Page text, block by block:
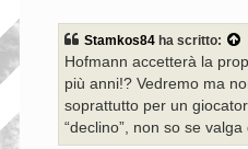
Stamkos84 ha scritto:
Hofmann accetterà la
più anni!? Vedremo ma
soprattutto per un
“declino”, non so se